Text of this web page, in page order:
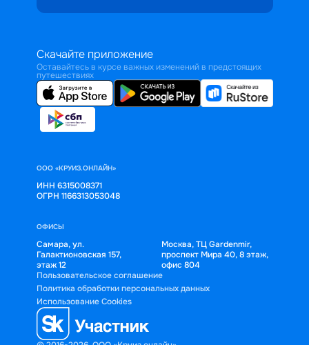
Скачайте приложение
Оставайтесь в курсе важных изменений в предстоящих
путешествиях
ООО «КРУИЗ.ОНЛАЙН»
ИНН 6315008371
ОГРН 1166313053048
ОФИСЫ
Самара, ул.
Галактионовская 157,
этаж 12
Москва, ТЦ Gardenmir,
проспект Мира 40, 8 этаж,
офис 804
Пользовательское соглашение
Политика обработки персональных данных
Использование Cookies